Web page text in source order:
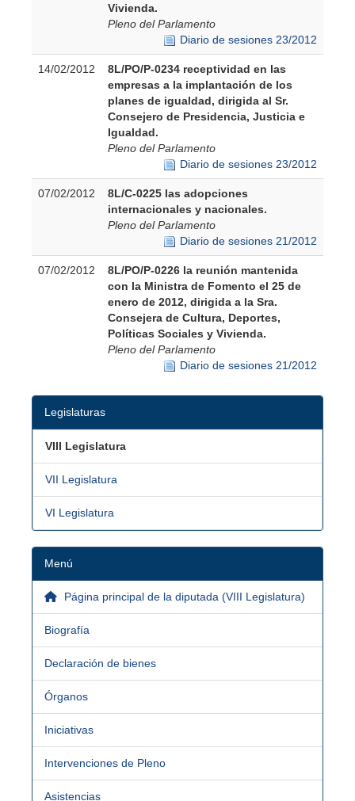
Vivienda.
Pleno del Parlamento
Diario de sesiones 23/2012
14/02/2012
8L/PO/P-0234 receptividad en las
empresas a la implantación de los
planes de igualdad, dirigida al Sr.
Consejero de Presidencia, Justicia e
Igualdad.
Pleno del Parlamento
Diario de sesiones 23/2012
07/02/2012
8L/C-0225 las adopciones
internacionales y nacionales.
Pleno del Parlamento
Diario de sesiones 21/2012
07/02/2012
8L/PO/P-0226 la reunión mantenida
con la Ministra de Fomento el 25 de
enero de 2012, dirigida a la Sra.
Consejera de Cultura, Deportes,
Políticas Sociales y Vivienda.
Pleno del Parlamento
Diario de sesiones 21/2012
Legislaturas
VIII Legislatura
VII Legislatura
VI Legislatura
Menú
Página principal de la diputada (VIII Legislatura)
Biografía
Declaración de bienes
Órganos
Iniciativas
Intervenciones de Pleno
Asistencias